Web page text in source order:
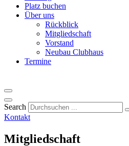
Platz buchen
Über uns
Rückblick
Mitgliedschaft
Vorstand
Neubau Clubhaus
Termine
Search
Kontakt
Mitgliedschaft